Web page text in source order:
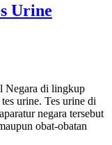
Urine
Negara di lingkup
urine. Tes urine di
negara tersebut
obat-obatan